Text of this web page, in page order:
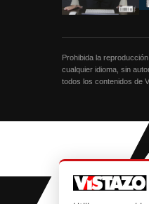
Prohibida la
cualquier idioma, sin
todos los contenidos de